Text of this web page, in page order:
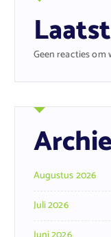
Geen reacties om
Augustus 2026
Juli 2026